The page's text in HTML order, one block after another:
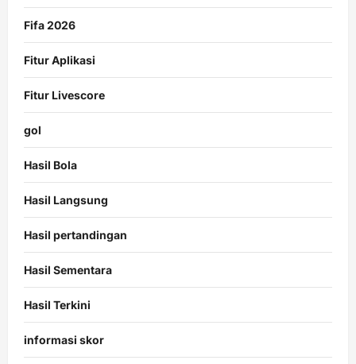
Fifa 2026
Fitur Aplikasi
Fitur Livescore
gol
Hasil Bola
Hasil Langsung
Hasil pertandingan
Hasil Sementara
Hasil Terkini
informasi skor